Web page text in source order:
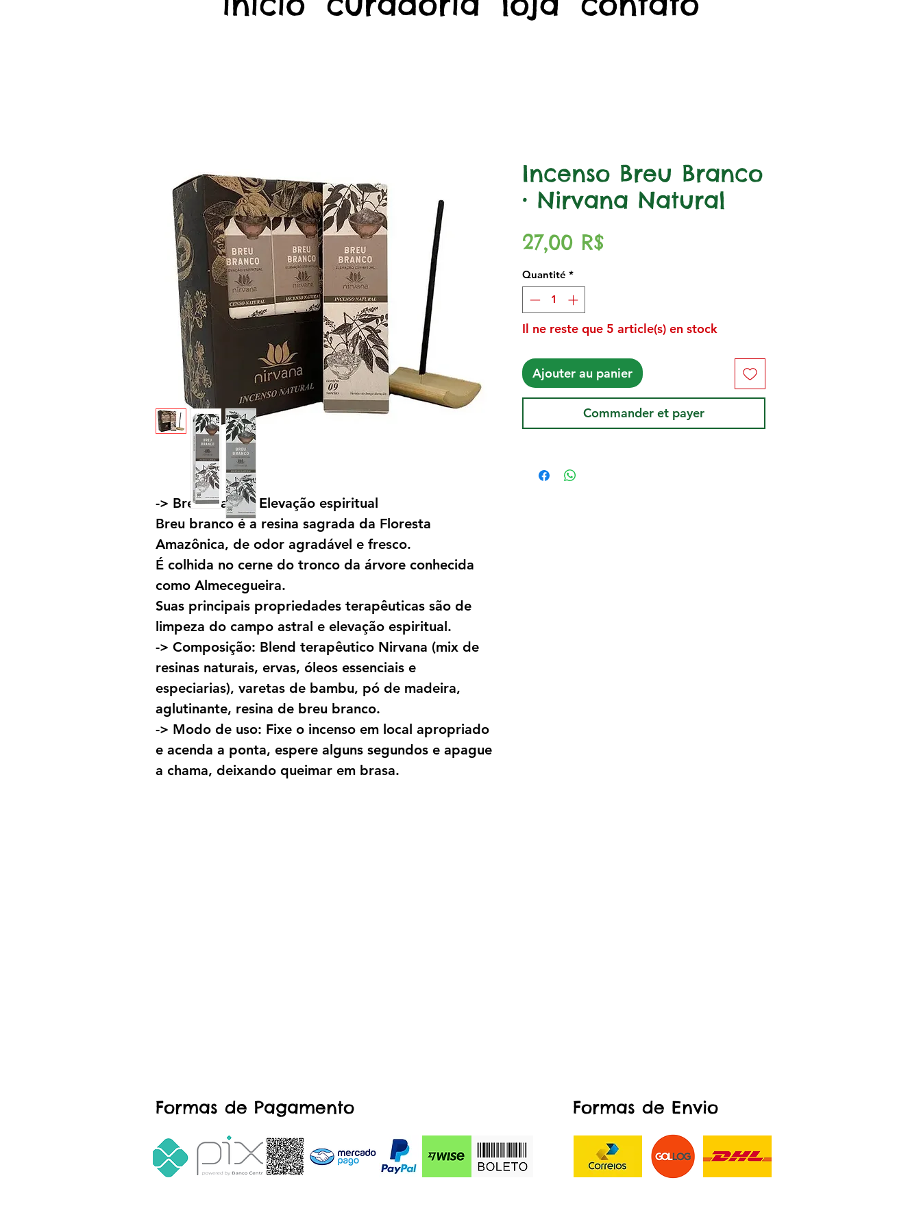
-> Breu branco: Elevação espiritual
Breu branco é a resina sagrada da Floresta
Amazônica, de odor agradável e fresco.
É colhida no cerne do tronco da árvore conhecida
como Almecegueira.
Suas principais propriedades terapêuticas são de
limpeza do campo astral e elevação espiritual.
-> Composição: Blend terapêutico Nirvana (mix de
resinas naturais, ervas, óleos essenciais e
especiarias), varetas de bambu, pó de madeira,
aglutinante, resina de breu branco.
-> Modo de uso: Fixe o incenso em local apropriado
e acenda a ponta, espere alguns segundos e apague
a chama, deixando queimar em brasa.
Incenso Breu Branco
• Nirvana Natural
27,00 R$Prix
Quantité *
Il ne reste que 5 article(s) en stock
Ajouter au panier
Commander et payer
Formas de Pagamento Formas de Envio